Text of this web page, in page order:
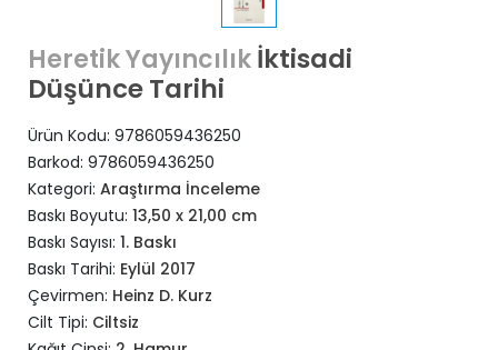
Heretik Yayıncılıkİktisadi
Düşünce Tarihi
Ürün Kodu: 9786059436250
Barkod: 9786059436250
Kategori: Araştırma İnceleme
Baskı Boyutu: 13,50 x 21,00 cm
Baskı Sayısı: 1. Baskı
Baskı Tarihi: Eylül 2017
Çevirmen: Heinz D. Kurz
Cilt Tipi: Ciltsiz